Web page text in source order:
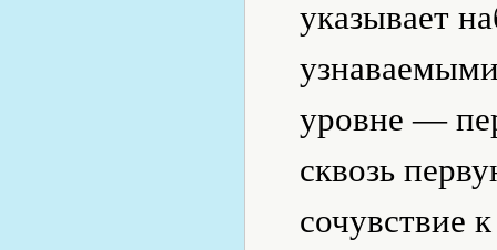
указывает
уровне —
сквозь
сочувствие